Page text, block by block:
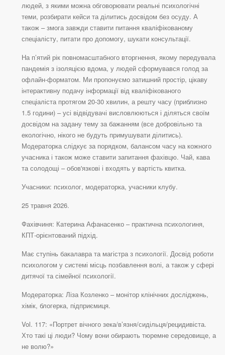
людей, з якими можна обговорювати реальні психологічні
теми, розбирати кейси та ділитись досвідом без осуду. А
також – змога завжди ставити питання кваліфікованому
спеціалісту, питати про допомогу, шукати консультації.
На п’ятий рік повномасштабного вторгнення, якому передувала
пандемія з ізоляцією вдома, у людей сформувався голод за
офлайн-форматом. Ми пропонуємо затишний простір, цікаву
інтерактивну подачу інформації від кваліфікованого
спеціаліста протягом 20-30 хвилин, а решту часу (приблизно
1.5 години) – усі відвідувачі висловлюються і діляться своїм
досвідом на задану тему за бажанням (все добровільно та
екологічно, нікого не будуть примушувати ділитись).
Модераторка слідкує за порядком, балансом часу на кожного
учасника і також може ставити запитання фахівцю. Чай, кава
та солодощі – обов'язкові і входять у вартість квитка.
Учасники: психолог, модераторка, учасники клубу.
25 травня 2026.
Фахівчиня: Катерина Афанасенко – практична психологиня,
КПТ-орієнтований підхід.
Має ступінь бакалавра та магістра з психології. Досвід роботи
психологом у системі місць позбавлення волі, а також у сфері
дитячої та сімейної психології.
Модераторка: Ліза Козленко – монітор клінічних досліджень,
хімік, блогерка, підприємиця.
Vol. 117: «Портрет вічного зека/в’язня/сидільця/рецидивіста.
Хто такі ці люди? Чому вони обирають тюремне середовище, а
не волю?»